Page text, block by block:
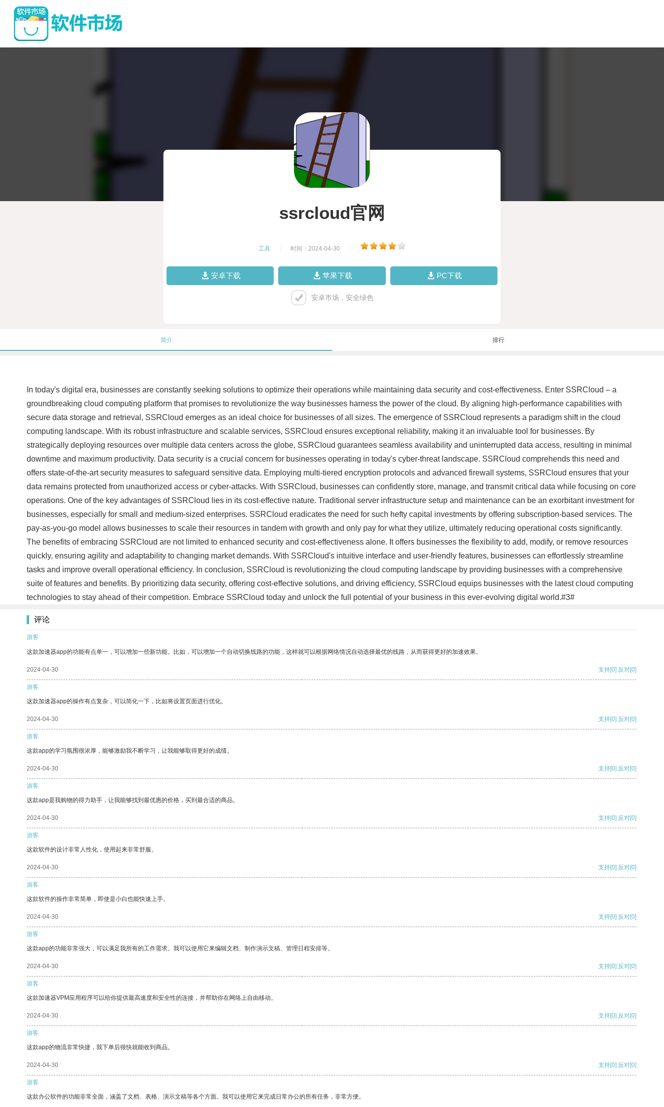
ssrcloud官网
工具 时间：2024-04-30
安卓下载 苹果下载 PC下载
安卓市场，安全绿色
简介 排行
In today's digital era, businesses are constantly seeking solutions to optimize their operations while maintaining data security and cost-effectiveness. Enter SSRCloud – a
groundbreaking cloud computing platform that promises to revolutionize the way businesses harness the power of the cloud. By aligning high-performance capabilities with
secure data storage and retrieval, SSRCloud emerges as an ideal choice for businesses of all sizes. The emergence of SSRCloud represents a paradigm shift in the cloud
computing landscape. With its robust infrastructure and scalable services, SSRCloud ensures exceptional reliability, making it an invaluable tool for businesses. By
strategically deploying resources over multiple data centers across the globe, SSRCloud guarantees seamless availability and uninterrupted data access, resulting in minimal
downtime and maximum productivity. Data security is a crucial concern for businesses operating in today's cyber-threat landscape. SSRCloud comprehends this need and
offers state-of-the-art security measures to safeguard sensitive data. Employing multi-tiered encryption protocols and advanced firewall systems, SSRCloud ensures that your
data remains protected from unauthorized access or cyber-attacks. With SSRCloud, businesses can confidently store, manage, and transmit critical data while focusing on core
operations. One of the key advantages of SSRCloud lies in its cost-effective nature. Traditional server infrastructure setup and maintenance can be an exorbitant investment for
businesses, especially for small and medium-sized enterprises. SSRCloud eradicates the need for such hefty capital investments by offering subscription-based services. The
pay-as-you-go model allows businesses to scale their resources in tandem with growth and only pay for what they utilize, ultimately reducing operational costs significantly.
The benefits of embracing SSRCloud are not limited to enhanced security and cost-effectiveness alone. It offers businesses the flexibility to add, modify, or remove resources
quickly, ensuring agility and adaptability to changing market demands. With SSRCloud's intuitive interface and user-friendly features, businesses can effortlessly streamline
tasks and improve overall operational efficiency. In conclusion, SSRCloud is revolutionizing the cloud computing landscape by providing businesses with a comprehensive
suite of features and benefits. By prioritizing data security, offering cost-effective solutions, and driving efficiency, SSRCloud equips businesses with the latest cloud computing
technologies to stay ahead of their competition. Embrace SSRCloud today and unlock the full potential of your business in this ever-evolving digital world.#3#
评论
游客
这款加速器app的功能有点单一，可以增加一些新功能。比如，可以增加一个自动切换线路的功能，这样就可以根据网络情况自动选择最优的线路，从而获得更好的加速效果。
2024-04-30 支持[0] 反对[0]
游客
这款加速器app的操作有点复杂，可以简化一下，比如将设置页面进行优化。
2024-04-30 支持[0] 反对[0]
游客
这款app的学习氛围很浓厚，能够激励我不断学习，让我能够取得更好的成绩。
2024-04-30 支持[0] 反对[0]
游客
这款app是我购物的得力助手，让我能够找到最优惠的价格，买到最合适的商品。
2024-04-30 支持[0] 反对[0]
游客
这款软件的设计非常人性化，使用起来非常舒服。
2024-04-30 支持[0] 反对[0]
游客
这款软件的操作非常简单，即使是小白也能快速上手。
2024-04-30 支持[0] 反对[0]
游客
这款app的功能非常强大，可以满足我所有的工作需求。我可以使用它来编辑文档、制作演示文稿、管理日程安排等。
2024-04-30 支持[0] 反对[0]
游客
这款加速器VPM应用程序可以给你提供最高速度和安全性的连接，并帮助你在网络上自由移动。
2024-04-30 支持[0] 反对[0]
游客
这款app的物流非常快捷，我下单后很快就能收到商品。
2024-04-30 支持[0] 反对[0]
游客
这款办公软件的功能非常全面，涵盖了文档、表格、演示文稿等各个方面。我可以使用它来完成日常办公的所有任务，非常方便。